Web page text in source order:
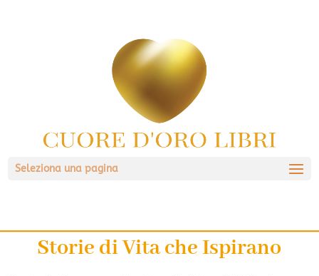
Seleziona una pagina
Storie di Vita che Ispirano